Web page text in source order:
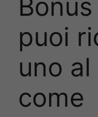
puoi
uno
come